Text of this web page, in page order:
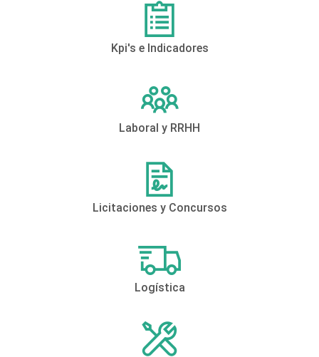
Kpi's e Indicadores
Laboral y RRHH
Licitaciones y Concursos
Logística